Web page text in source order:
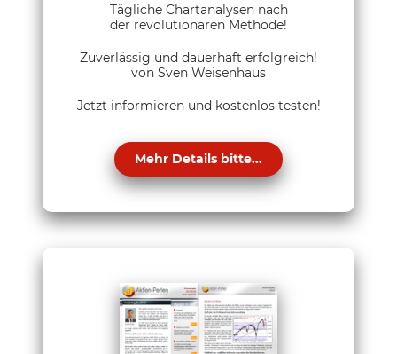
Tägliche Chartanalysen nach
der revolutionären Methode!
Zuverlässig und dauerhaft erfolgreich!
von Sven Weisenhaus
Jetzt informieren und kostenlos testen!
Mehr Details bitte...